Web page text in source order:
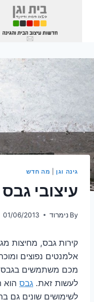
גינה וגן מה חדש
עיצובי
By נימרוד 01/06/2013
קירות גבס, מחיצות
אלמנטים נפוצים
מכם משתמשים בגבס
לעשות זאת. גבס הוא
לשימושים שונים גם